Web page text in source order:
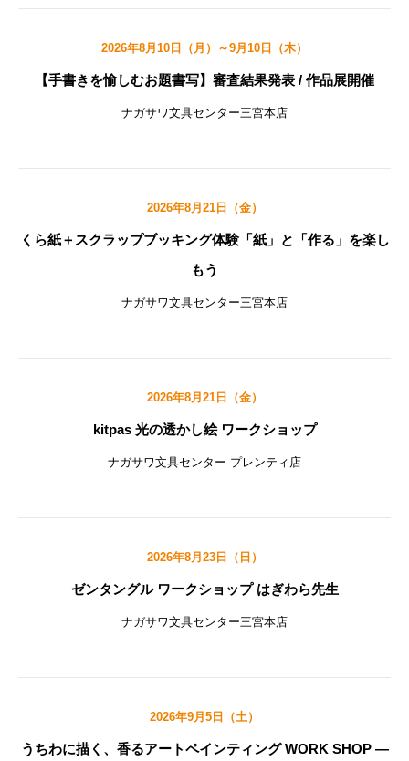
2026年8月10日（月）～9月10日（木）
【手書きを愉しむお題書写】審査結果発表 / 作品展開催
ナガサワ文具センター三宮本店
2026年8月21日（金）
くら紙＋スクラップブッキング体験「紙」と「作る」を楽し
もう
ナガサワ文具センター三宮本店
2026年8月21日（金）
kitpas 光の透かし絵 ワークショップ
ナガサワ文具センター プレンティ店
2026年8月23日（日）
ゼンタングル ワークショップ はぎわら先生
ナガサワ文具センター三宮本店
2026年9月5日（土）
うちわに描く、香るアートペインティング WORK SHOP ―